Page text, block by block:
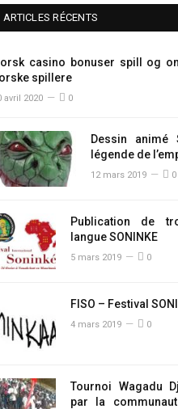
ARTICLES RÉCENTS
casino bonuser spill og
spillere
avril 2020 0
Dessin animé
légende de
12 mars 2019 0
Publication de
langue SONINKE
5 mars 2019 0
FISO – Festival
4 mars 2019 0
Tournoi Wagadu
par la